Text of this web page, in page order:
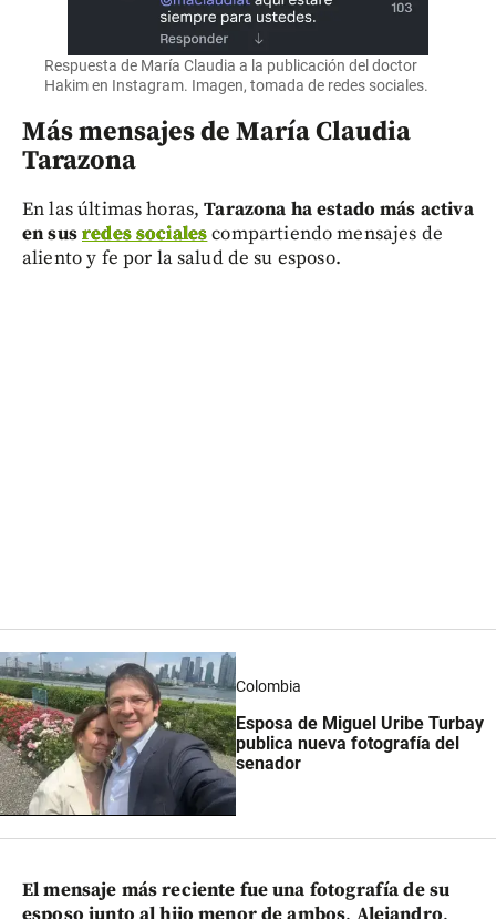
Respuesta de María Claudia a la publicación del doctor
Hakim en Instagram. Imagen, tomada de redes sociales.
Más mensajes de María Claudia
Tarazona
En las últimas horas, Tarazona ha estado más activa
en susredes socialescompartiendo mensajes de
aliento y fe por la salud de su esposo.
Colombia
Esposa de Miguel Uribe Turbay
publica nueva fotografía del
senador
El mensaje más reciente fue una fotografía de su
esposo junto al hijo menor de ambos, Alejandro,